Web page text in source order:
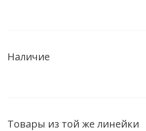
Наличие
Товары из той же линейки